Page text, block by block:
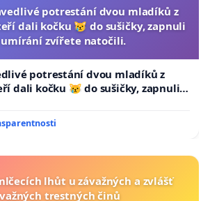
potrestání dvou mladíků z
dali kočku 😿 do sušičky, zapnuli
zvířete natočili.
potrestání dvou mladíků z
dali kočku 😿 do sušičky, zapnuli ji
natočili.
lhůt u závažných a zvlášť
trestných činů